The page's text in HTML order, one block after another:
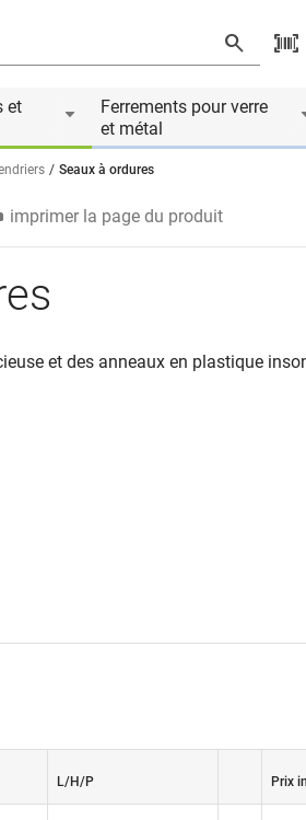
et
Ferrements pour verre
et métal
Seaux à ordures
imprimer la page du produit
et des anneaux en plastique
L/H/P Prix